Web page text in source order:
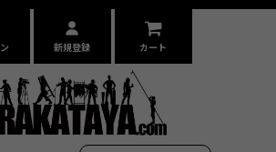
新規登録 カート